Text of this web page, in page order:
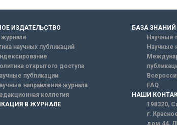
ИЗДАТЕЛЬСТВО
научных публикаций
открытого доступа
публикации
направления журнала
коллегия
В ЖУРНАЛЕ
БАЗА ЗНАНИЙ
Научные
Научные
FAQ
НАШИ
198320,
г.
дом 44,